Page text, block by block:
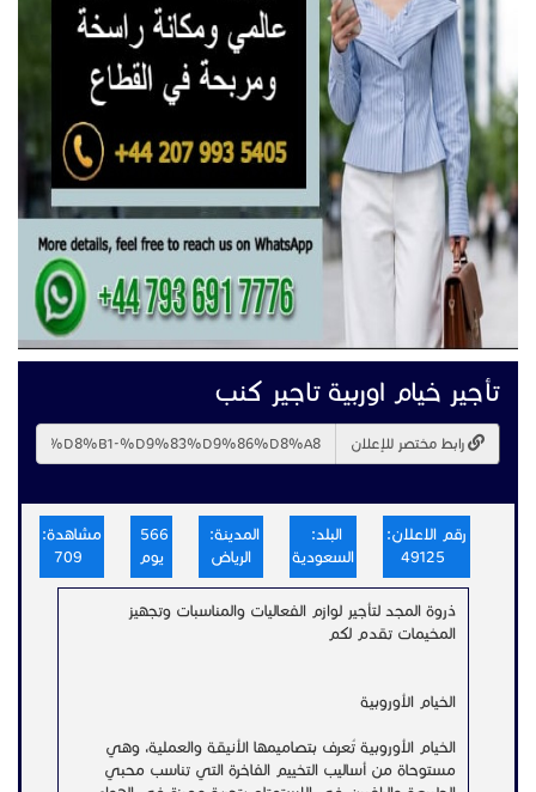
تأجير خيام اوربية تاجير كنب
رابط مختصر للإعلان
رقم الاعلان:
البلد:
السعودية
المدينة:
الرياض
يوم
مشاهدة:
ذروة المجد لتأجير لوازم الفعاليات والمناسبات وتجهيز
المخيمات تقدم لكم
الخيام الأوروبية
الخيام الأوروبية تُعرف بتصاميمها الأنيقة والعملية، وهي
مستوحاة من أساليب التخييم الفاخرة التي تناسب محبي